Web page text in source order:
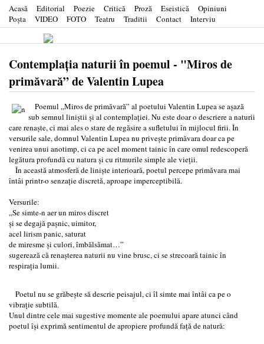
Acasă Editorial Poezie Critică Proză Eseistică
Opiniuni
Poşta
VIDEO FOTO Teatru Traditii Contact Interviu
Contemplația naturii în poemul - "Miros de
primăvară” de Valentin Lupea
Poemul „Miros de primăvară” al poetului Valentin Lupea se așază
sub semnul liniștii și al contemplației. Nu este doar o descriere a naturii
care renaște, ci mai ales o stare de regăsire a sufletului în mijlocul firii. În
versurile sale, domnul Valentin Lupea nu privește primăvara doar ca pe
venirea unui anotimp, ci ca pe acel moment tainic în care omul redescoperă
legătura profundă cu natura și cu ritmurile simple ale vieții.
În această atmosferă de liniște interioară, poetul percepe primăvara mai
întâi printr-o senzație discretă, aproape imperceptibilă.
Versurile:
„Se simte-n aer un miros discret
și se degajă pașnic, uimitor,
acel lirism panic, saturat
de miresme și culori, îmbălsămat…”
sugerează că renașterea naturii nu vine brusc, ci se strecoară tainic în
respirația lumii.
Poetul nu se grăbește să descrie peisajul, ci îl simte mai întâi ca pe o
vibrație subtilă.
Unul dintre cele mai sugestive momente ale poemului apare atunci când
poetul își exprimă sentimentul de apropiere profundă față de natură: